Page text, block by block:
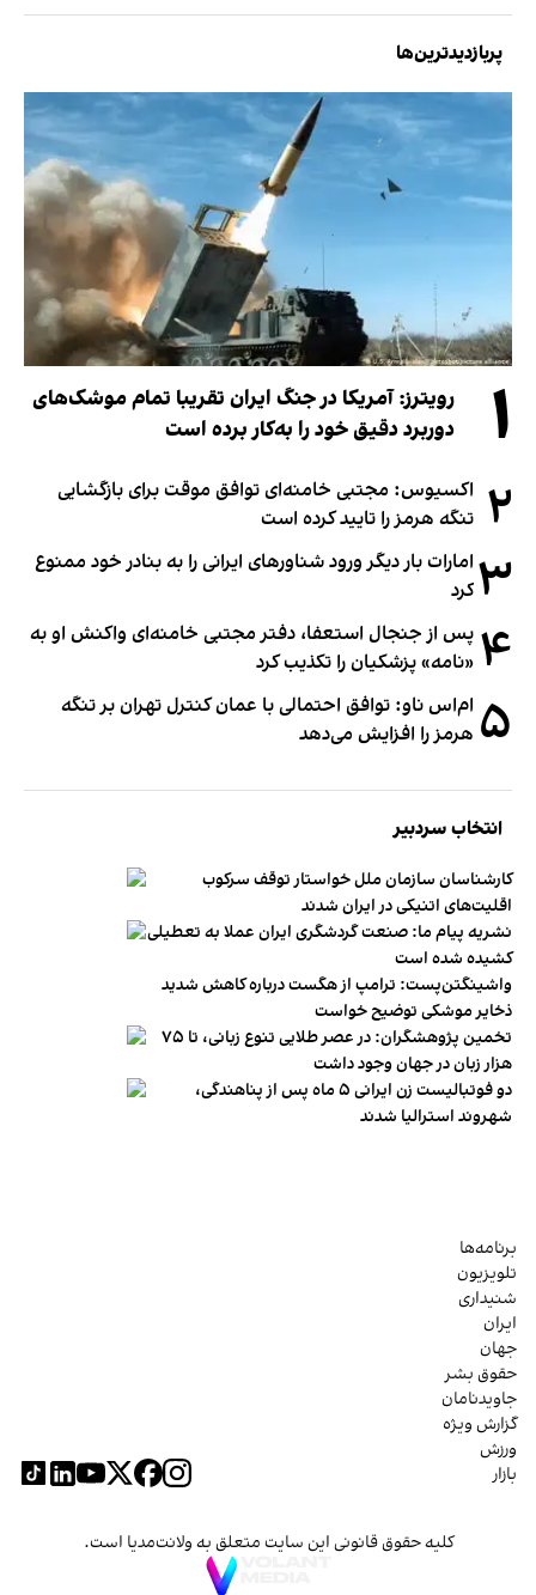
پربازدیدترین‌ها
۱
رویترز: آمریکا در جنگ ایران تقریبا تمام موشک‌های
دوربرد دقیق خود را به‌کار برده است
۲ اکسیوس: مجتبی خامنه‌ای توافق موقت برای بازگشایی
تنگه هرمز را تایید کرده است
۳ امارات بار دیگر ورود شناورهای ایرانی را به بنادر خود ممنوع
کرد
۴ پس از جنجال استعفا، دفتر مجتبی خامنه‌ای واکنش او به
«نامه» پزشکیان را تکذیب کرد
۵ ام‌اس ناو: توافق احتمالی با عمان کنترل تهران بر تنگه
هرمز را افزایش می‌دهد
انتخاب سردبیر
کارشناسان سازمان ملل خواستار توقف سرکوب
اقلیت‌های اتنیکی در ایران شدند
نشریه پیام ما: صنعت گردشگری ایران عملا به تعطیلی
کشیده شده است
واشینگتن‌پست: ترامپ از هگست درباره کاهش شدید
ذخایر موشکی توضیح خواست
تخمین پژوهشگران: در عصر طلایی تنوع زبانی، تا ۷۵
هزار زبان در جهان وجود داشت
دو فوتبالیست زن ایرانی ۵ ماه پس از پناهندگی،
شهروند استرالیا شدند
برنامه‌ها
تلویزیون
شنیداری
ایران
جهان
حقوق بشر
جاویدنامان
گزارش ویژه
ورزش
بازار
کلیه حقوق قانونی این سایت متعلق به ولانت‌مدیا است.